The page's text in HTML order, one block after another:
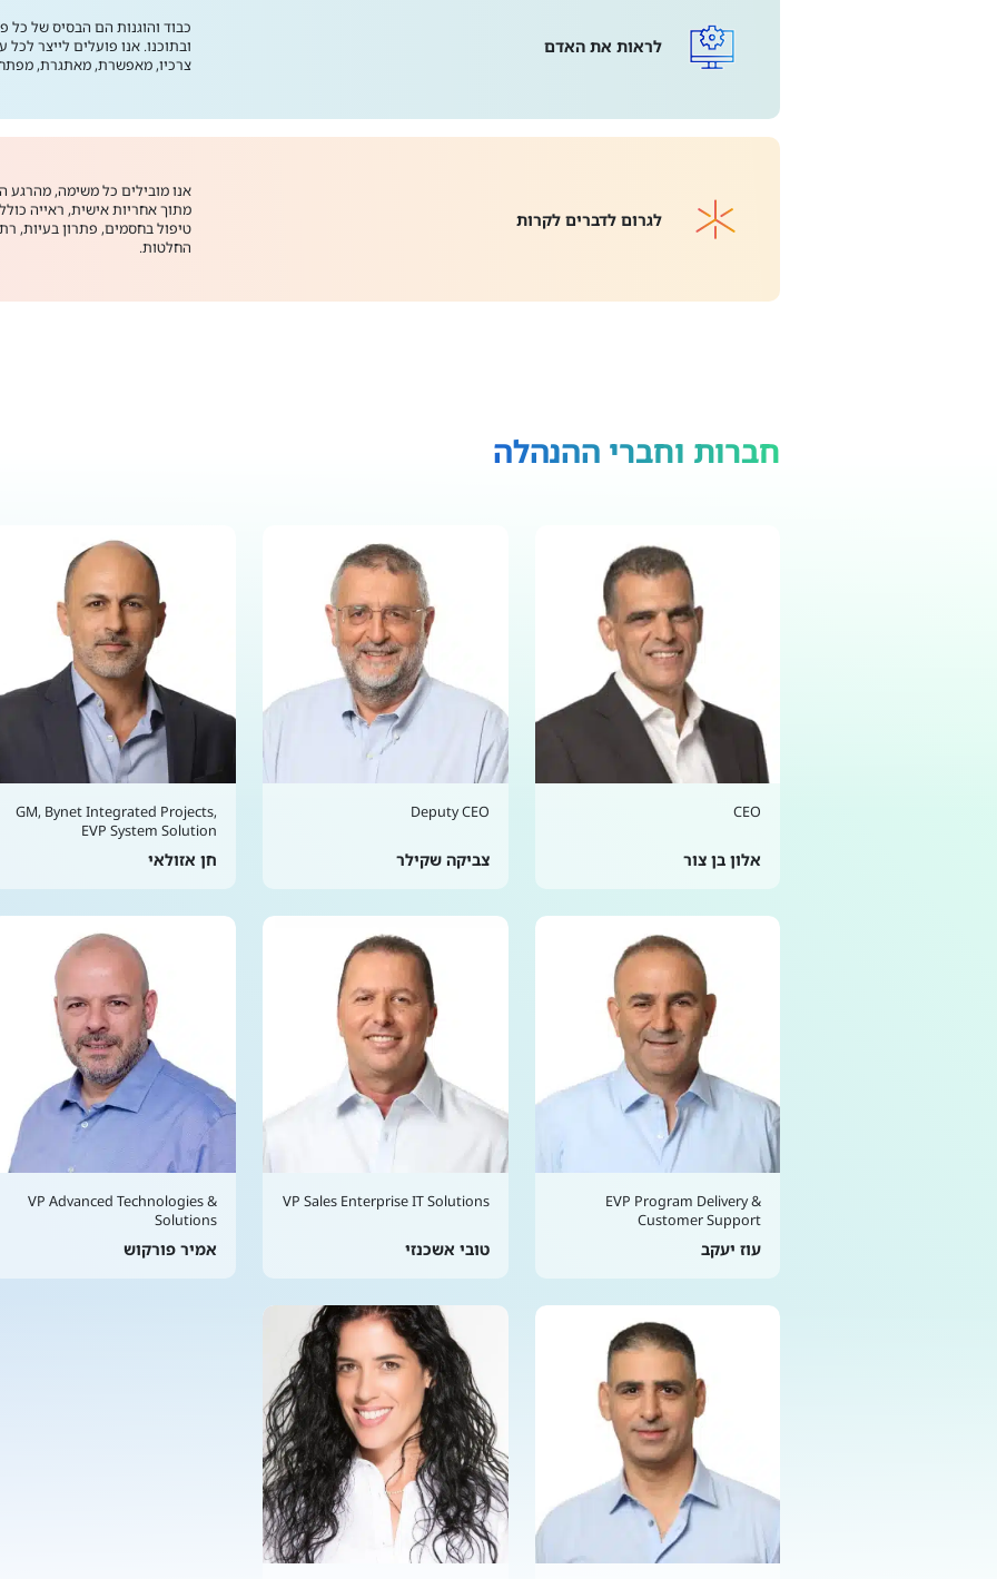
לראות את האדם
כבוד והוגנות הם הבסיס של כל
ובתוכנו. אנו פועלים לייצר
צרכיו, מאפשרת, מאתגרת,
לגרום לדברים לקרות
אנו מובילים כל משימה, מהרגע
מתוך אחריות אישית, ראייה
טיפול בחסמים, פתרון בעיות,
החלטות.
חברות וחברי ההנהלה
CEO
אלון בן צור
Deputy CEO
צביקה שקילר
GM, Bynet Integrated Projects,
EVP System Solution
חן אזולאי
EVP Program Delivery &
Customer Support
עוז יעקב
VP Sales Enterprise IT Solutions
טובי אשכנזי
VP Advanced Technologies &
Solutions
אמיר פורקוש